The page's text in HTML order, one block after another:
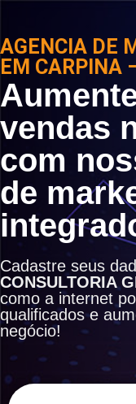
AGENCIA DE
EM CARPINA
vendas
com
de
Cadastre seus
CONSULTORIA
como a internet
qualificados e
negócio!